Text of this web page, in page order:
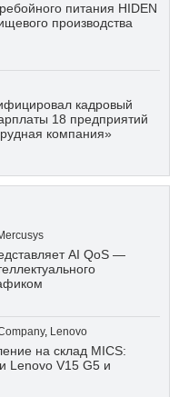
питания HIDEN
производства
кадровый
18 предприятий
компания»
AI QoS —
, Lenovo
на склад MICS:
Lenovo V15 G5 и